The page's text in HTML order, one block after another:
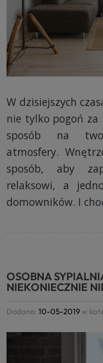
W dzisiejszych
nie tylko pogoń za
sposób na
atmosfery.
sposób, aby
relaksowi, a
domowników. I
OSOBNA
NIEKONIECZNIE
Dodano:10-05-2019w